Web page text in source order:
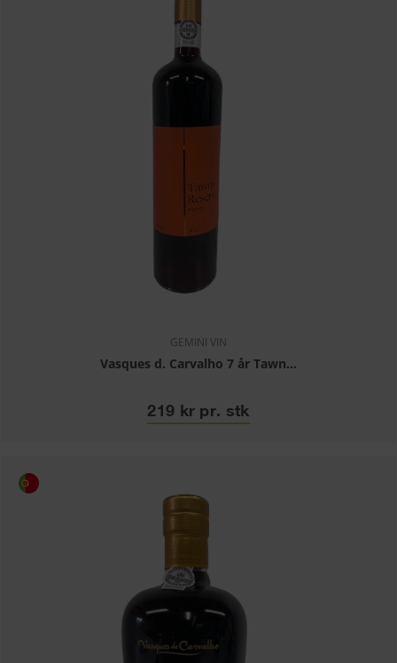
GEMINI VIN
Vasques d. Carvalho 7 år Tawn...
219 kr pr. stk